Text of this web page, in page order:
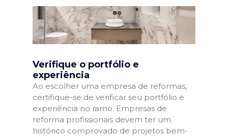
Verifique o portfólio e
experiência
Ao escolher uma empresa de reformas,
certifique-se de verificar seu portfólio e
experiência no ramo. Empresas de
reforma profissionais devem ter um
histórico comprovado de projetos bem-